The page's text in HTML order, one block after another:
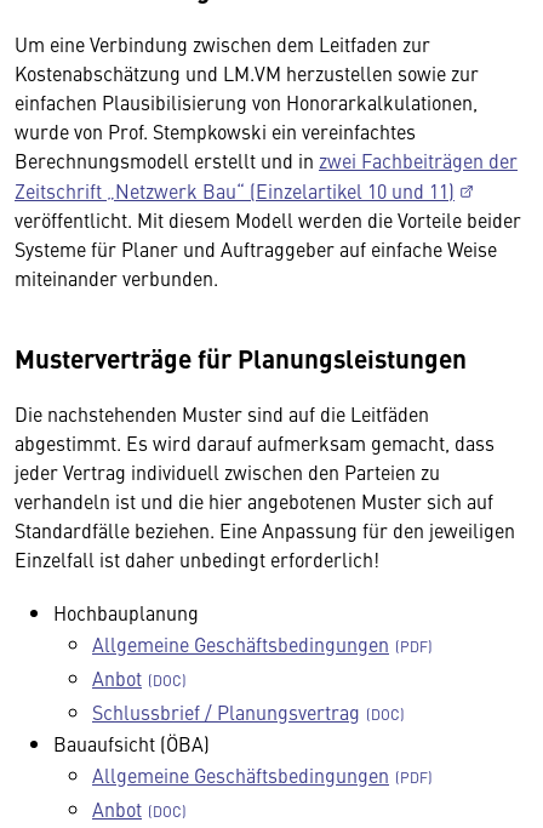
Um eine Verbindung zwischen dem Leitfaden zur
Kostenabschätzung und LM.VM herzustellen sowie zur
einfachen Plausibilisierung von Honorarkalkulationen,
wurde von Prof. Stempkowski ein vereinfachtes
Berechnungsmodell erstellt und in zwei Fachbeiträgen der
Zeitschrift „Netzwerk Bau“ (Einzelartikel 10 und 11)
veröffentlicht. Mit diesem Modell werden die Vorteile beider
Systeme für Planer und Auftraggeber auf einfache Weise
miteinander verbunden.
Musterverträge für Planungsleistungen
Die nachstehenden Muster sind auf die Leitfäden
abgestimmt. Es wird darauf aufmerksam gemacht, dass
jeder Vertrag individuell zwischen den Parteien zu
verhandeln ist und die hier angebotenen Muster sich auf
Standardfälle beziehen. Eine Anpassung für den jeweiligen
Einzelfall ist daher unbedingt erforderlich!
Hochbauplanung
Allgemeine Geschäftsbedingungen
Anbot
Schlussbrief / Planungsvertrag
Bauaufsicht (ÖBA)
Allgemeine Geschäftsbedingungen
Anbot